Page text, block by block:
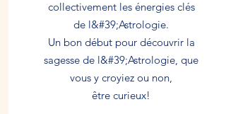
collectivement les énergies clés
de l&#39;Astrologie.
Un bon début pour découvrir la
sagesse de l&#39;Astrologie, que
vous y croyiez ou non,
être curieux!